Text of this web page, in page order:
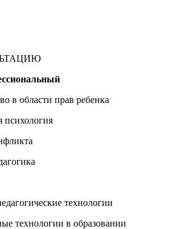
в области прав ребенка
психология
технологии
технологии в образовании